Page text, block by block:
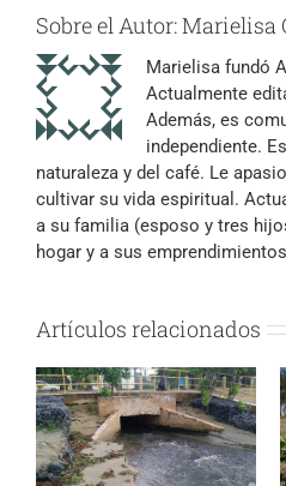
Sobre el Autor:Marielisa
Marielisa fundó
Actualmente
Además, es
independiente.
naturaleza y del café. Le
cultivar su vida espiritual.
a su familia (esposo y tres
hogar y a sus
Artículos relacionados